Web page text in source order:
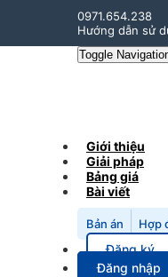
0971.654.238
Hướng dẫn sử
Toggle
Giới thiệu
Giải pháp
Bảng giá
Bài viết
Bản án Hợp
Đăng ký
Đăng nhập